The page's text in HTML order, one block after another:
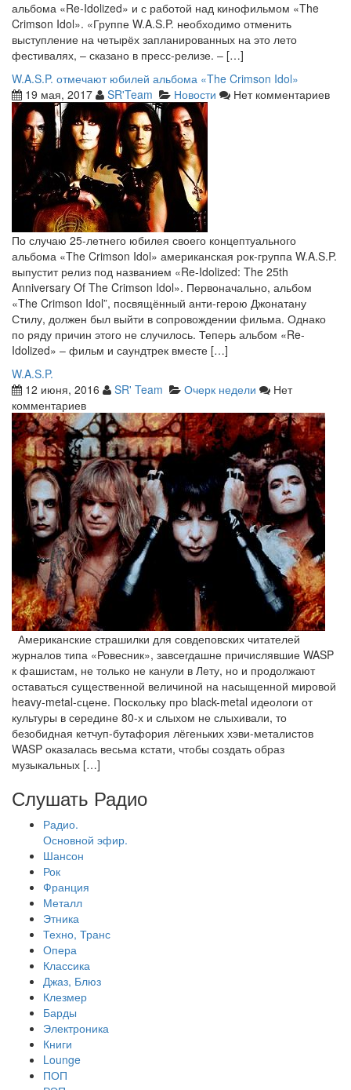
альбома «Re-Idolized» и с работой над кинофильмом «The
Crimson Idol». «Группе W.A.S.P. необходимо отменить
выступление на четырёх запланированных на это лето
фестивалях, – сказано в пресс-релизе. – […]
W.A.S.P. отмечают юбилей альбома «The Crimson Idol»
19 мая, 2017
SR'Team Новости Нет комментариев
По случаю 25-летнего юбилея своего концептуального
альбома «The Crimson Idol» американская рок-группа W.A.S.P.
выпустит релиз под названием «Re-Idolized: The 25th
Anniversary Of The Crimson Idol». Первоначально, альбом
«The Crimson Idol”, посвящённый анти-герою Джонатану
Стилу, должен был выйти в сопровождении фильма. Однако
по ряду причин этого не случилось. Теперь альбом «Re-
Idolized» – фильм и саундтрек вместе […]
W.A.S.P.
12 июня, 2016
SR' Team Очерк недели
Нет
комментариев
Американские страшилки для совдеповских читателей
журналов типа «Ровесник», завсегдашне причислявшие WASP
к фашистам, не только не канули в Лету, но и продолжают
оставаться существенной величиной на насыщенной мировой
heavy-metal-сцене. Поскольку про black-metal идеологи от
культуры в середине 80-х и слыхом не слыхивали, то
безобидная кетчуп-бутафория лёгеньких хэви-металистов
WASP оказалась весьма кстати, чтобы создать образ
музыкальных […]
Слушать Радио
Радио.
Основной эфир.
Шансон
Рок
Франция
Металл
Этника
Техно, Транс
Опера
Классика
Джаз, Блюз
Клезмер
Барды
Электроника
Книги
Lounge
ПОП